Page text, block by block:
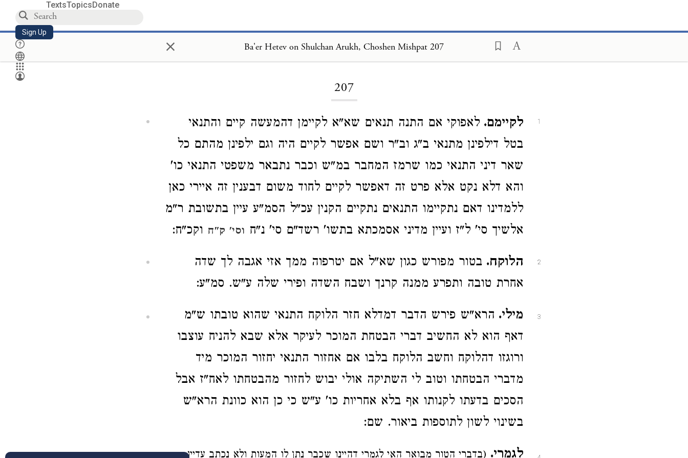
TextsTopicsDonate
Sign Up × Ba'er Hetev on Shulchan Arukh, Choshen Mishpat 207
207
1 לקיימם. לאפוקי אם התנה תנאים שא"א לקיימן דהמעשה קיים והתנאי
בטל דילפינן מתנאי ב"ג וב"ר ושם אפשר לקיים היה וגם ילפינן מהתם כל
שאר דיני התנאי כמו שרמז המחבר במ"ש וכבר נתבאר משפטי התנאי כו'
והא דלא נקט אלא פרט זה דאפשר לקיים לחוד משום דבענין זה איירי כאן
ללמדינו דאם נתקיימו התנאים נתקיים הקנין עכ"ל הסמ"ע עיין בתשובת ר"מ
אלשיך סי' ל"ז ועיין מדיני אסמכתא בתשו' רשד"ם סי' נ"ח וסי' ק"ח וקכ"ח:
2 הלוקח. בטור מפורש כגון שא"ל אם יטרפוה ממך אזי אגבה לך שדה
אחרת טובה ותפרע ממנה קרנך ושבח השדה ופירי שלה ע"ש. סמ"ע:
3 מילי. הרא"ש פירש הדבר דמדלא חזר הלוקח התנאי שהוא טובתו ש"מ
דאף הוא לא החשיב דברי הבטחת המוכר לעיקר אלא שבא להניח עוצבו
ורוגזו דהלוקח וחשב הלוקח בלבו אם אחזור התנאי יחזור המוכר מיד
מדברי הבטחתו וטוב לי השתיקה אולי יבוש לחזור מהבטחתו לאח"ז אבל
הסכים בדעתו לקנותו אף בלא אחריות כו' ע"ש כי כן הוא כוונת הרא"ש
בשינוי לשון לתוספות ביאור. שם: